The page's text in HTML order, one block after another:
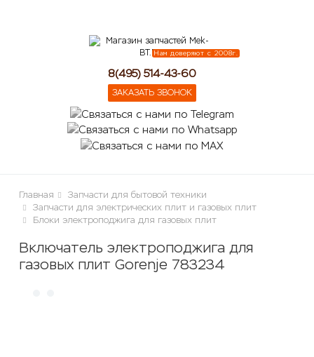
Нам доверяют с 2008г.
8(495) 514-43-60
ЗАКАЗАТЬ ЗВОНОК
Главная
Запчасти для бытовой техники
Запчасти для электрических плит и газовых плит
Блоки электроподжига для газовых плит
Включатель электроподжига для
газовых плит Gorenje 783234